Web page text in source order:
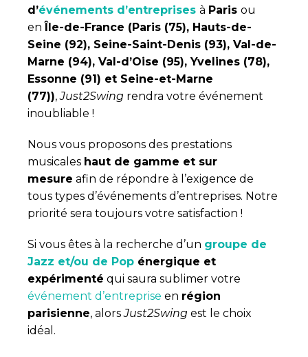
d’événements d’entreprises à Paris ou
enÎle-de-France (Paris (75), Hauts-de-
Seine (92), Seine-Saint-Denis (93), Val-de-
Marne (94), Val-d’Oise (95), Yvelines (78),
Essonne (91) et Seine-et-Marne
(77)),Just2Swing rendra votre événement
inoubliable !
Nous vous proposons des prestations
musicales haut de gamme et sur
mesure afin de répondre à l’exigence de
tous types d’événements d’entreprises. Notre
priorité sera toujours votre satisfaction !
Si vous êtes à la recherche d’un groupe de
Jazz et/ou de Pop énergique et
expérimenté qui saura sublimer votre
événement d’entreprise en région
parisienne, alorsJust2Swing est le choix
idéal.